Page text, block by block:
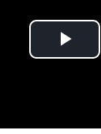
Play